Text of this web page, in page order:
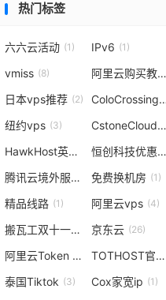
热门标签
六六云活动 (1) IPv6 (1)
vmiss (8) 阿里云购买教程
日本vps推荐 (2)
纽约vps (3) CstoneCloud香港CN2
HawkHost英国伦敦机房 (1) 恒创科技优惠
腾讯云境外服务器 (2)
免费换机房 (1)
精品线路 (1) 阿里云vps (4)
搬瓦工双十一促销 (1)
京东云 (26)
阿里云Token Plan (2) TOTHOST官网
泰国Tiktok (3) Cox家宽ip (1)